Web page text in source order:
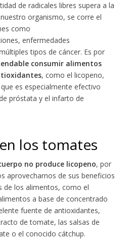
de radicales libres supera a la
organismo, se corre el
como
enfermedades
tipos de cáncer. Es por
consumir alimentos
, como el licopeno,
es especialmente efectivo
próstata y el infarto de
los tomates
no produce licopeno, por
aprovecharnos de sus beneficios
de los alimentos, como el
a base de concentrado
fuente de antioxidantes,
de tomate, las salsas de
o el conocido cátchup.